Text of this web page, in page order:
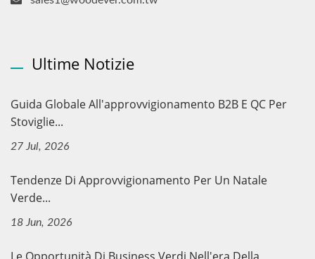
Ultime Notizie
Guida Globale All'approvvigionamento B2B E QC Per
Stoviglie...
27 Jul, 2026
Tendenze Di Approvvigionamento Per Un Natale
Verde...
18 Jun, 2026